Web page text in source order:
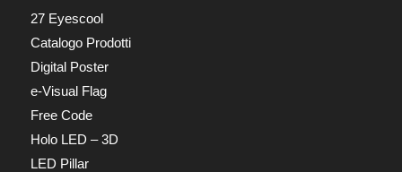
27 Eyescool
Catalogo Prodotti
Digital Poster
e-Visual Flag
Free Code
Holo LED – 3D
LED Pillar